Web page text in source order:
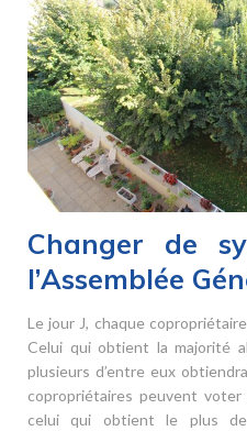
Changer de
l’Assemblée
Le jour J, chaque
Celui qui obtient la majorité
plusieurs d’entre eux
copropriétaires peuvent voter
celui qui obtient le plus